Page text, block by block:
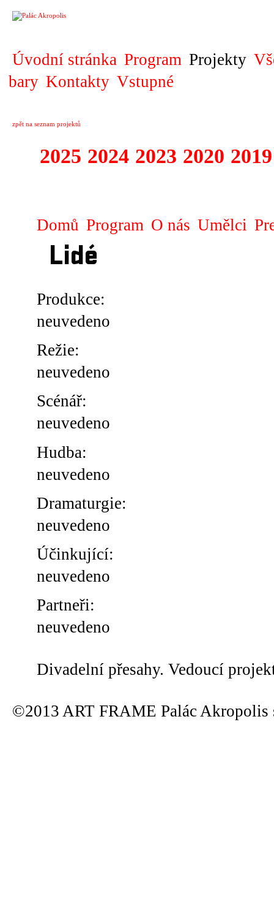
Úvodní stránka Program Projekty
bary Kontakty Vstupné
zpět na seznam projektů
2025 2024 2023 2020 2019
Domů Program O nás Umělci
Lidé
Produkce:
neuvedeno
Režie:
neuvedeno
Scénář:
neuvedeno
Hudba:
neuvedeno
Dramaturgie:
neuvedeno
Účinkující:
neuvedeno
Partneři:
neuvedeno
Divadelní přesahy. Vedoucí
©2013 ART FRAME Palác Akropolis